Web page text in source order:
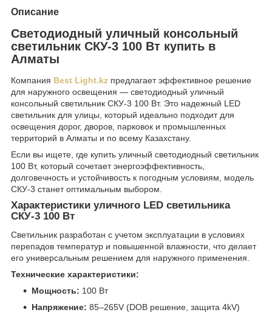
Описание
Светодиодный уличный консольный
светильник СКУ-3 100 Вт купить в
Алматы
Компания Best Light.kz предлагает эффективное решение
для наружного освещения — светодиодный уличный
консольный светильник СКУ-3 100 Вт. Это надежный LED
светильник для улицы, который идеально подходит для
освещения дорог, дворов, парковок и промышленных
территорий в Алматы и по всему Казахстану.
Если вы ищете, где купить уличный светодиодный светильник
100 Вт, который сочетает энергоэффективность,
долговечность и устойчивость к погодным условиям, модель
СКУ-3 станет оптимальным выбором.
Характеристики уличного LED светильника
СКУ-3 100 Вт
Светильник разработан с учетом эксплуатации в условиях
перепадов температур и повышенной влажности, что делает
его универсальным решением для наружного применения.
Технические характеристики:
Мощность: 100 Вт
Напряжение: 85–265V (DOB решение, защита 4kV)